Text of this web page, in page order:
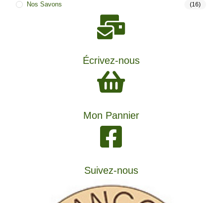
Nos Savons (16)
Écrivez-nous
Mon Pannier
Suivez-nous